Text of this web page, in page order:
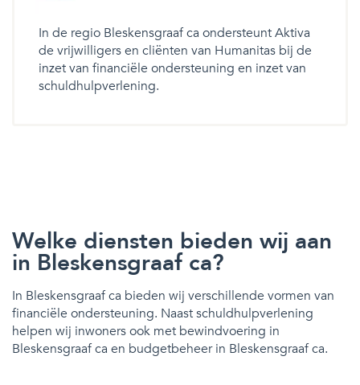
In de regio Bleskensgraaf ca ondersteunt Aktiva
de vrijwilligers en cliënten van Humanitas bij de
inzet van financiële ondersteuning en inzet van
schuldhulpverlening.
Welke diensten bieden wij aan
in Bleskensgraaf ca?
In Bleskensgraaf ca bieden wij verschillende vormen van
financiële ondersteuning. Naast schuldhulpverlening
helpen wij inwoners ook met bewindvoering in
Bleskensgraaf ca en budgetbeheer in Bleskensgraaf ca.